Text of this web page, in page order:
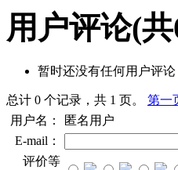
用户评论(共
暂时还没有任何用户评论
总计 0 个记录，共 1 页。 第一
用户名：
匿名用户
E-mail：
评价等